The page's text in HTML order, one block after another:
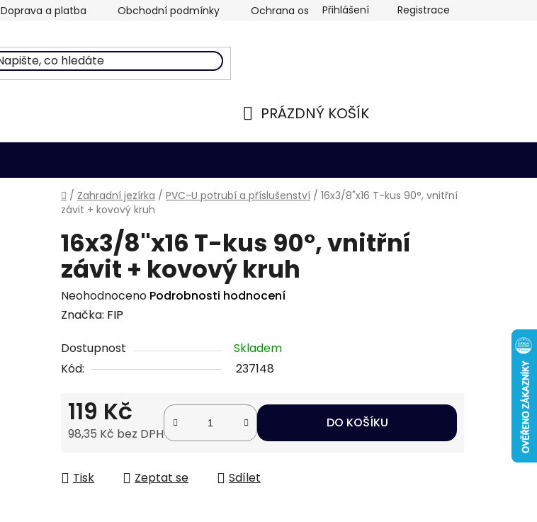
Doprava a platba Obchodní podmínky Ochrana osobních údajů
Přihlášení Registrace
PRÁZDNÝ KOŠÍK
Domů
/ Zahradní jezírka / PVC-U potrubí a příslušenství / 16x3/8"x16 T-kus 90°, vnitřní
závit + kovový kruh
16x3/8"x16 T-kus 90°, vnitřní
závit + kovový kruh
Průměrné
hodnocení
je
0,0
hvězdiček.
Neohodnoceno Podrobnosti hodnocení
Značka: FIP
Dostupnost
Skladem
Kód:
237148
119 Kč
98,35 Kč bez DPH
DO KOŠÍKU
Tisk Zeptat se Sdílet